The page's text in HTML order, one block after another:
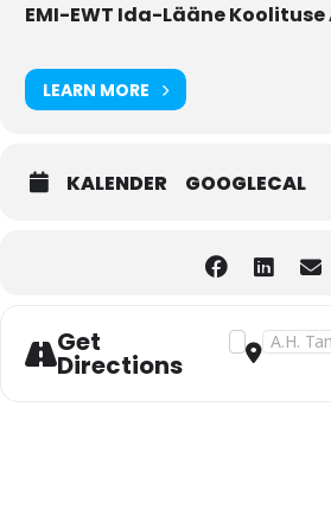
EMI-EWT Ida-Lääne Koolituse
LEARN MORE
KALENDER GOOGLECAL
Get
Directions
Address -